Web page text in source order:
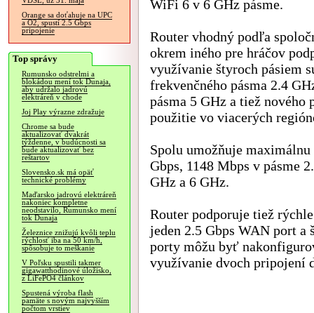
Orange sa doťahuje na UPC
a O2, spustí 2.5 Gbps
pripojenie
Top správy
Rumunsko odstrelmi a
blokádou mení tok Dunaja,
aby udržalo jadrovú
elektráreň v chode
Joj Play výrazne zdražuje
Chrome sa bude
aktualizovať dvakrát
týždenne, v budúcnosti sa
bude aktualizovať bez
reštartov
Slovensko.sk má opäť
technické problémy
Maďarsko jadrovú elektráreň
nakoniec kompletne
neodstavilo, Rumunsko mení
tok Dunaja
Železnice znižujú kvôli teplu
rýchlosť iba na 50 km/h,
spôsobuje to meškanie
V Poľsku spustili takmer
gigawatthodinové úložisko,
z LiFePO4 článkov
Spustená výroba flash
pamäte s novým najvyšším
počtom vrstiev
WiFi 6 v 6 GHz pásme.
Router vhodný podľa
okrem iného pre hráčov
využívanie štyroch pásiem
frekvenčného pásma 2.4
pásma 5 GHz a tiež nového
použitie vo viacerých
Spolu umožňuje
Gbps, 1148 Mbps v pásme
GHz a 6 GHz.
Router podporuje tiež
jeden 2.5 Gbps WAN port
porty môžu byť
využívanie dvoch pripojení